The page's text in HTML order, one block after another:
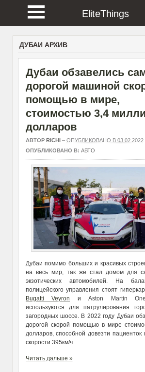
EliteThings
ДУБАИ АРХИВ
Дубаи обзавелись
дорогой машиной
помощью в мире,
стоимостью 3,4
долларов
АВТОР RICHI– ОПУБЛИКОВАНО В 03.02.2022
ОПУБЛИКОВАНО В: АВТО
Дубаи помимо больших и красивых
на весь мир, так же стал домом для
экзотических автомобилей. На
полицейского управления стоят
Bugatti Veyron и Aston Martin
используются для патрулирования
загородных шоссе. В 2022 году Дубаи
дорогой скорой помощью в мире
долларов, способной довезти
скорости 395км/ч.
Читать дальше »